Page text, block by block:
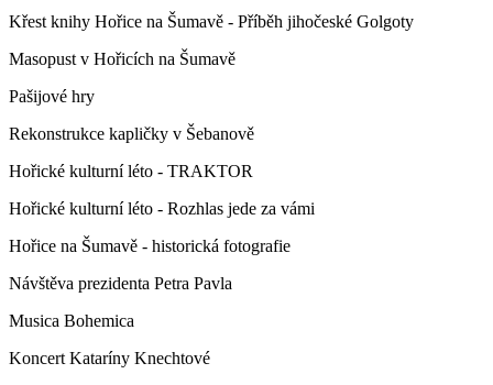
Křest knihy Hořice na Šumavě - Příběh jihočeské Golgoty
Masopust v Hořicích na Šumavě
Pašijové hry
Rekonstrukce kapličky v Šebanově
Hořické kulturní léto - TRAKTOR
Hořické kulturní léto - Rozhlas jede za vámi
Hořice na Šumavě - historická fotografie
Návštěva prezidenta Petra Pavla
Musica Bohemica
Koncert Kataríny Knechtové